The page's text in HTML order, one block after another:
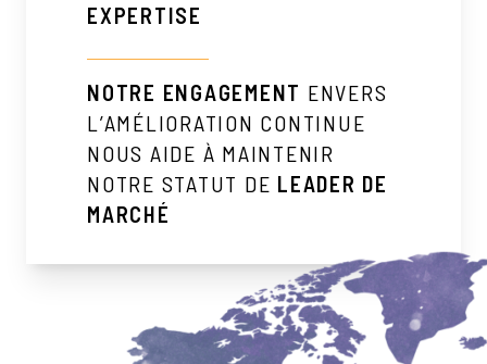
EXPERTISE
NOTRE ENGAGEMENT ENVERS
L’AMÉLIORATION CONTINUE
NOUS AIDE À MAINTENIR
NOTRE STATUT DE LEADER DE
MARCHÉ